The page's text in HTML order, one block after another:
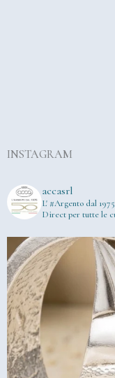
INSTAGRAM
accasrl
L' #Argento dal 1975
Direct per tutte le